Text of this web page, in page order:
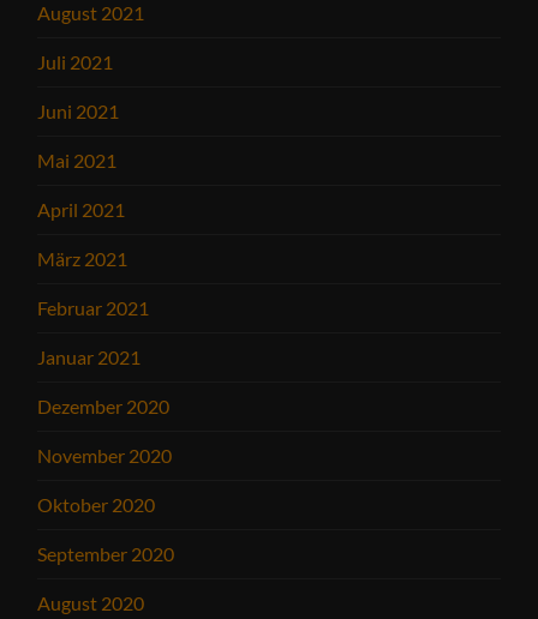
August 2021
Juli 2021
Juni 2021
Mai 2021
April 2021
März 2021
Februar 2021
Januar 2021
Dezember 2020
November 2020
Oktober 2020
September 2020
August 2020